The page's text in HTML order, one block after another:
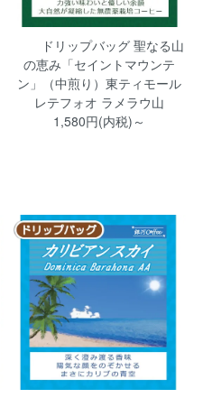
ドリップバッグ 聖なる山
の恵み「セイントマウンテ
ン」（中煎り）東ティモール
レテフォオ ラメラウ山
1,580円(内税)～